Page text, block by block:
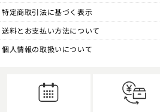
特定商取引法に基づく表示
送料とお支払い方法について
個人情報の取扱いについて